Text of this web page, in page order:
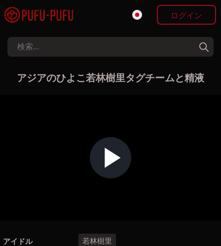
ログイン
アジアのひよこ若林樹里タグチームと精液
Play Video
アイドル 若林樹里